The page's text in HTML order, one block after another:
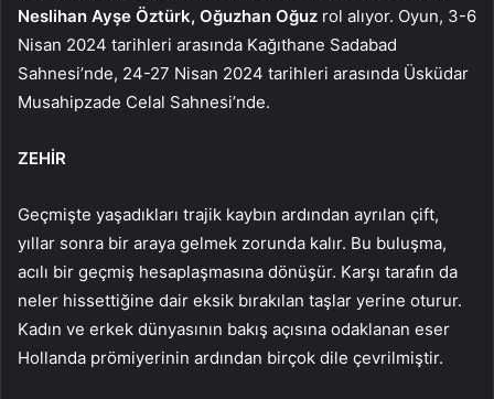
Neslihan Ayşe Öztürk, Oğuzhan Oğuz rol alıyor. Oyun, 3-6
Nisan 2024 tarihleri arasında Kağıthane Sadabad
Sahnesi’nde, 24-27 Nisan 2024 tarihleri arasında Üsküdar
Musahipzade Celal Sahnesi’nde.
ZEHİR
Geçmişte yaşadıkları trajik kaybın ardından ayrılan çift,
yıllar sonra bir araya gelmek zorunda kalır. Bu buluşma,
acılı bir geçmiş hesaplaşmasına dönüşür. Karşı tarafın da
neler hissettiğine dair eksik bırakılan taşlar yerine oturur.
Kadın ve erkek dünyasının bakış açısına odaklanan eser
Hollanda prömiyerinin ardından birçok dile çevrilmiştir.